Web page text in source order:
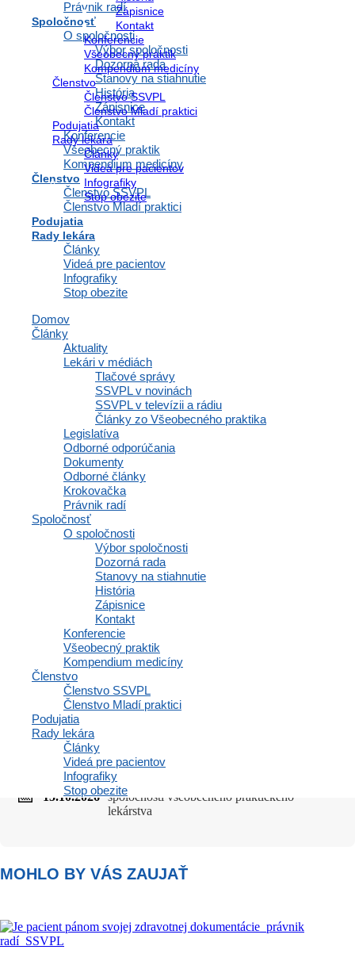
Právnik radí
Spoločnosť
O spoločnosti
Výbor spoločnosti
Dozorná rada
Stanovy na stiahnutie
História
Zápisnice
Kontakt
Konferencie
Všeobecný praktik
Kompendium medicíny
Členstvo
Členstvo SSVPL
Členstvo Mladí praktici
Podujatia
Rady lekára
Články
Videá pre pacientov
Infografiky
Stop obezite
Domov
Články
Aktuality
Lekári v médiách
Tlačové správy
SSVPL v novinách
SSVPL v televízii a rádiu
Články zo Všeobecného praktika
Legislatíva
Odborné odporúčania
Dokumenty
Odborné články
Krokovačka
Právnik radí
Spoločnosť
O spoločnosti
Výbor spoločnosti
Dozorná rada
Stanovy na stiahnutie
História
Zápisnice
Kontakt
Konferencie
Všeobecný praktik
Kompendium medicíny
Členstvo
Členstvo SSVPL
Členstvo Mladí praktici
Podujatia
Rady lekára
Články
Videá pre pacientov
Infografiky
Stop obezite
Zápisnice
Kontakt
Konferencie
Všeobecný praktik
Kompendium medicíny
Členstvo
Členstvo SSVPL
Členstvo Mladí praktici
Podujatia
Rady lekára
Články
Videá pre pacientov
Infografiky
Stop obezite
View Fullscreen
Skip to PDF content
NADCHÁDZAJÚCE PODUJATIA
📅 15.10.2026
47. výročná konferencia Slovenskej
spoločnosti všeobecného praktického
lekárstva
MOHLO BY VÁS ZAUJAŤ